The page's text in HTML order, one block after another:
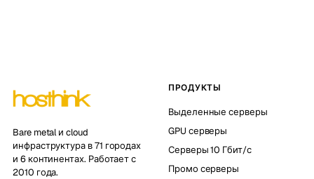
Bare metal и cloud
инфраструктура в 71 городах
и 6 континентах. Работает с
2010 года.
ПРОДУКТЫ
Выделенные серверы
GPU серверы
Серверы 10 Гбит/с
Промо серверы